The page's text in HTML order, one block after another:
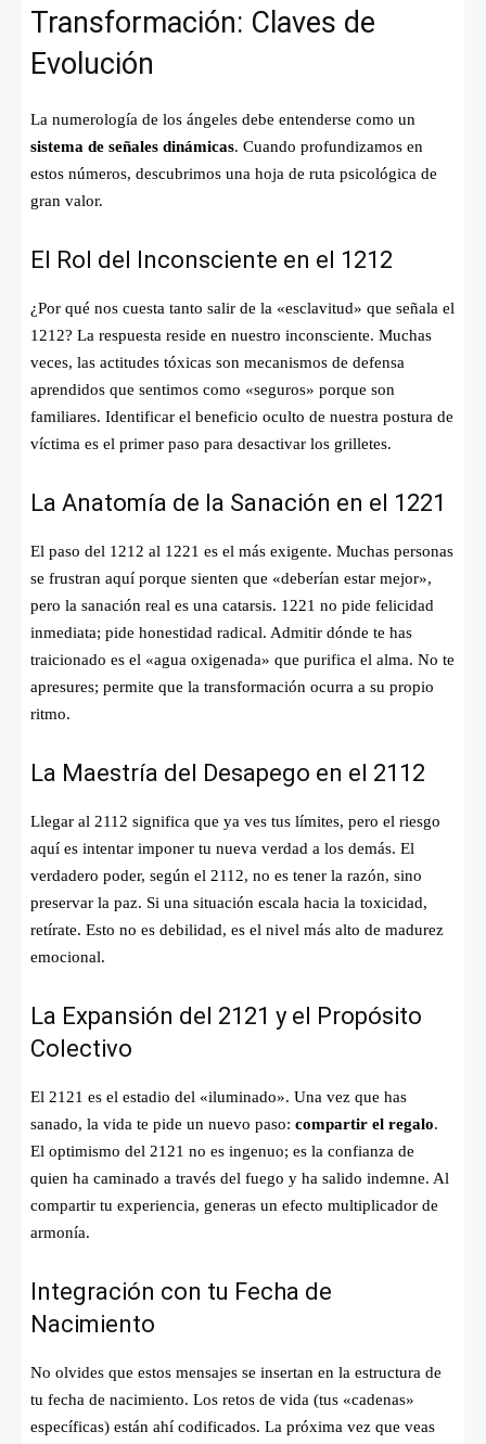
Transformación: Claves de
Evolución
La numerología de los ángeles debe entenderse como un
sistema de señales dinámicas. Cuando profundizamos en
estos números, descubrimos una hoja de ruta psicológica de
gran valor.
El Rol del Inconsciente en el 1212
¿Por qué nos cuesta tanto salir de la «esclavitud» que señala el
1212? La respuesta reside en nuestro inconsciente. Muchas
veces, las actitudes tóxicas son mecanismos de defensa
aprendidos que sentimos como «seguros» porque son
familiares. Identificar el beneficio oculto de nuestra postura de
víctima es el primer paso para desactivar los grilletes.
La Anatomía de la Sanación en el 1221
El paso del 1212 al 1221 es el más exigente. Muchas personas
se frustran aquí porque sienten que «deberían estar mejor»,
pero la sanación real es una catarsis. 1221 no pide felicidad
inmediata; pide honestidad radical. Admitir dónde te has
traicionado es el «agua oxigenada» que purifica el alma. No te
apresures; permite que la transformación ocurra a su propio
ritmo.
La Maestría del Desapego en el 2112
Llegar al 2112 significa que ya ves tus límites, pero el riesgo
aquí es intentar imponer tu nueva verdad a los demás. El
verdadero poder, según el 2112, no es tener la razón, sino
preservar la paz. Si una situación escala hacia la toxicidad,
retírate. Esto no es debilidad, es el nivel más alto de madurez
emocional.
La Expansión del 2121 y el Propósito
Colectivo
El 2121 es el estadio del «iluminado». Una vez que has
sanado, la vida te pide un nuevo paso: compartir el regalo.
El optimismo del 2121 no es ingenuo; es la confianza de
quien ha caminado a través del fuego y ha salido indemne. Al
compartir tu experiencia, generas un efecto multiplicador de
armonía.
Integración con tu Fecha de
Nacimiento
No olvides que estos mensajes se insertan en la estructura de
tu fecha de nacimiento. Los retos de vida (tus «cadenas»
específicas) están ahí codificados. La próxima vez que veas